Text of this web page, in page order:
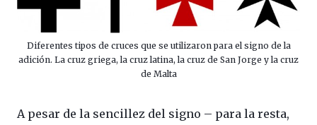
Diferentes tipos de cruces que se utilizaron para el signo de la
adición. La cruz griega, la cruz latina, la cruz de San Jorge y la cruz
de Malta
A pesar de la sencillez del signo – para la resta,